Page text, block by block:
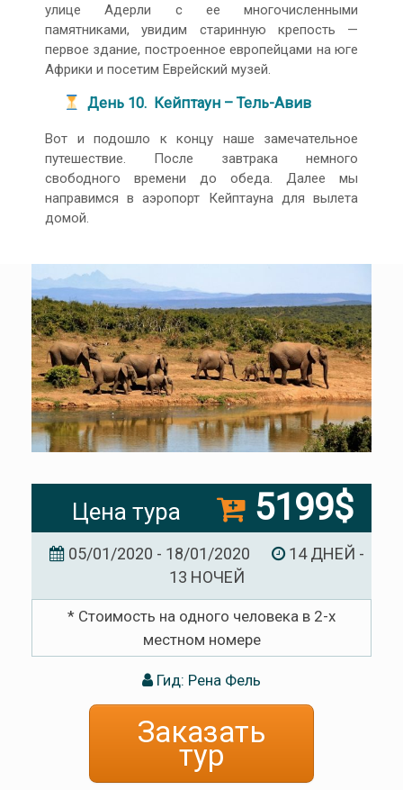
улице Адерли с ее многочисленными
памятниками, увидим старинную крепость —
первое здание, построенное европейцами на юге
Африки и посетим Еврейский музей.
День 10. Кейптаун – Тель-Авив
Вот и подошло к концу наше замечательное
путешествие. После завтрака немного
свободного времени до обеда. Далее мы
направимся в аэропорт Кейптауна для вылета
домой.
Цена тура 5199$
05/01/2020 - 18/01/2020
14 ДНЕЙ -
13 НОЧЕЙ
* Стоимость на одного человека в 2-х
местном номере
Гид: Рена Фель
Заказать
тур